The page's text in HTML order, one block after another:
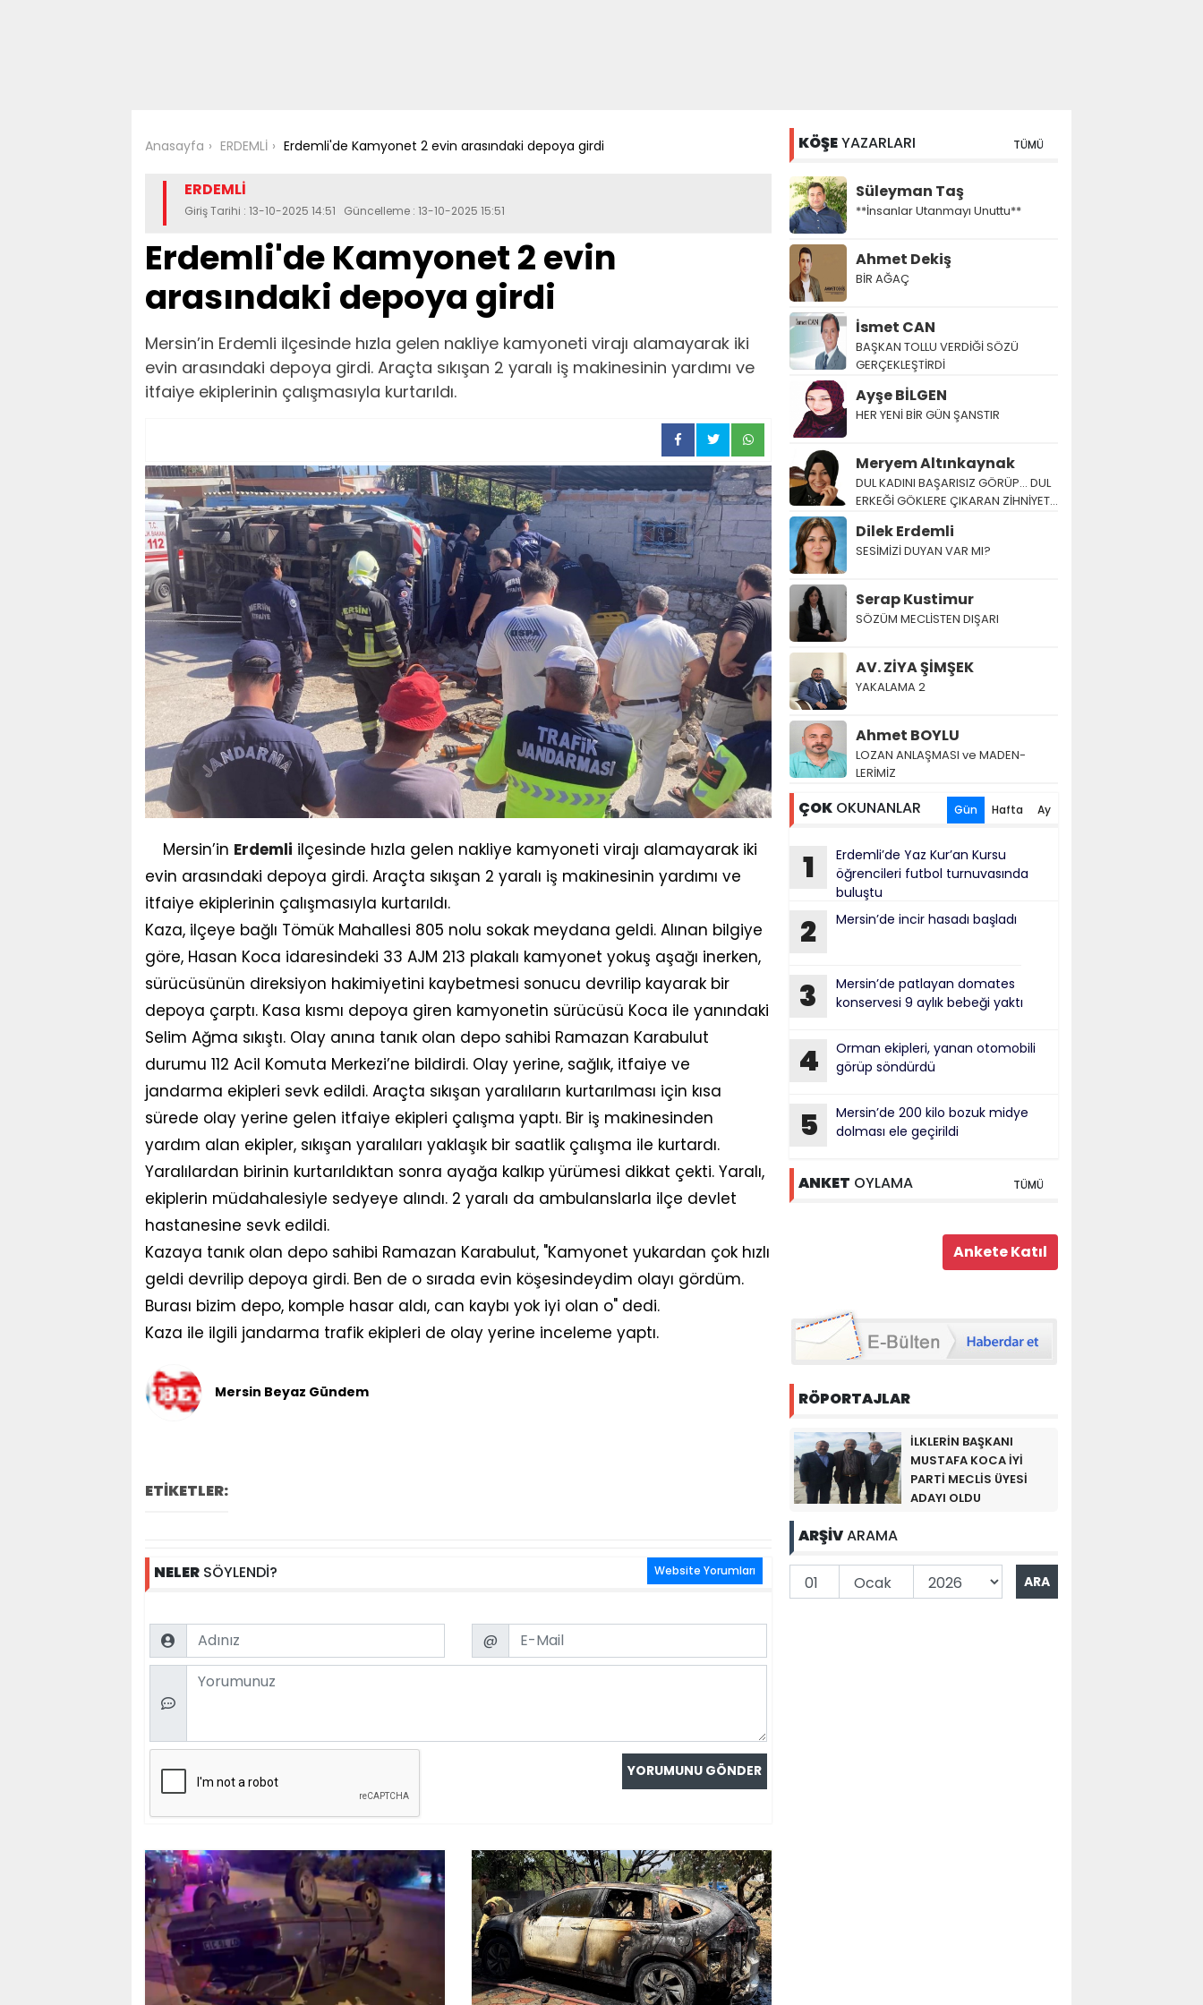
Anasayfa ERDEMLİ Erdemli'de Kamyonet 2 evin arasındaki depoya girdi
ERDEMLİ
Giriş Tarihi : 13-10-2025 14:51 Güncelleme : 13-10-2025 15:51
Erdemli'de Kamyonet 2 evin
arasındaki depoya girdi
Mersin’in Erdemli ilçesinde hızla gelen nakliye kamyoneti virajı alamayarak iki
evin arasındaki depoya girdi. Araçta sıkışan 2 yaralı iş makinesinin yardımı ve
itfaiye ekiplerinin çalışmasıyla kurtarıldı.
Mersin’in Erdemli ilçesinde hızla gelen nakliye kamyoneti virajı alamayarak iki
evin arasındaki depoya girdi. Araçta sıkışan 2 yaralı iş makinesinin yardımı ve
itfaiye ekiplerinin çalışmasıyla kurtarıldı.
Kaza, ilçeye bağlı Tömük Mahallesi 805 nolu sokak meydana geldi. Alınan bilgiye
göre, Hasan Koca idaresindeki 33 AJM 213 plakalı kamyonet yokuş aşağı inerken,
sürücüsünün direksiyon hakimiyetini kaybetmesi sonucu devrilip kayarak bir
depoya çarptı. Kasa kısmı depoya giren kamyonetin sürücüsü Koca ile yanındaki
Selim Ağma sıkıştı. Olay anına tanık olan depo sahibi Ramazan Karabulut
durumu 112 Acil Komuta Merkezi’ne bildirdi. Olay yerine, sağlık, itfaiye ve
jandarma ekipleri sevk edildi. Araçta sıkışan yaralıların kurtarılması için kısa
sürede olay yerine gelen itfaiye ekipleri çalışma yaptı. Bir iş makinesinden
yardım alan ekipler, sıkışan yaralıları yaklaşık bir saatlik çalışma ile kurtardı.
Yaralılardan birinin kurtarıldıktan sonra ayağa kalkıp yürümesi dikkat çekti. Yaralı,
ekiplerin müdahalesiyle sedyeye alındı. 2 yaralı da ambulanslarla ilçe devlet
hastanesine sevk edildi.
Kazaya tanık olan depo sahibi Ramazan Karabulut, "Kamyonet yukardan çok hızlı
geldi devrilip depoya girdi. Ben de o sırada evin köşesindeydim olayı gördüm.
Burası bizim depo, komple hasar aldı, can kaybı yok iyi olan o" dedi.
Kaza ile ilgili jandarma trafik ekipleri de olay yerine inceleme yaptı.
Mersin Beyaz Gündem
ETİKETLER:
NELER SÖYLENDİ? Website Yorumları
Name Email
@
Comment
KÖŞEYAZARLARI TÜMÜ
Süleyman Taş
**İnsanlar Utanmayı Unuttu**
Ahmet Dekiş
BİR AĞAÇ
İsmet CAN
BAŞKAN TOLLU VERDİĞİ SÖZÜ
GERÇEKLEŞTİRDİ
Ayşe BİLGEN
HER YENİ BİR GÜN ŞANSTIR
Meryem Altınkaynak
DUL KADINI BAŞARISIZ GÖRÜP… DUL
ERKEĞİ GÖKLERE ÇIKARAN ZİHNİYET…
Dilek Erdemli
SESİMİZİ DUYAN VAR MI?
Serap Kustimur
SÖZÜM MECLİSTEN DIŞARI
AV. ZİYA ŞİMŞEK
YAKALAMA 2
Ahmet BOYLU
LOZAN AN­LAŞ­MA­SI ve MA­DEN­
LERİMİZ
ÇOK OKUNANLAR Gün Hafta Ay
1
Erdemli’de Yaz Kur’an Kursu
öğrencileri futbol turnuvasında
buluştu
2 Mersin’de incir hasadı başladı
3
Mersin’de patlayan domates
konservesi 9 aylık bebeği yaktı
4
Orman ekipleri, yanan otomobili
görüp söndürdü
5
Mersin’de 200 kilo bozuk midye
dolması ele geçirildi
ANKET OYLAMA TÜMÜ
RÖPORTAJLAR
İLKLERİN BAŞKANI
MUSTAFA KOCA İYİ
PARTİ MECLİS ÜYESİ
ADAYI OLDU
ARŞİVARAMA